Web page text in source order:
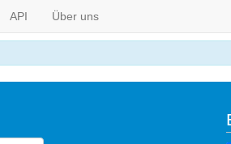
API Über uns